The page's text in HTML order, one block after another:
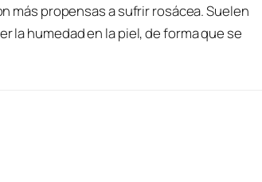
más propensas a sufrir rosácea. Suelen
la humedad en la piel, de forma que se